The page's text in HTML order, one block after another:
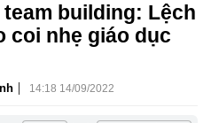
building: Lệch
coi nhẹ giáo dục
| 14:18 14/09/2022